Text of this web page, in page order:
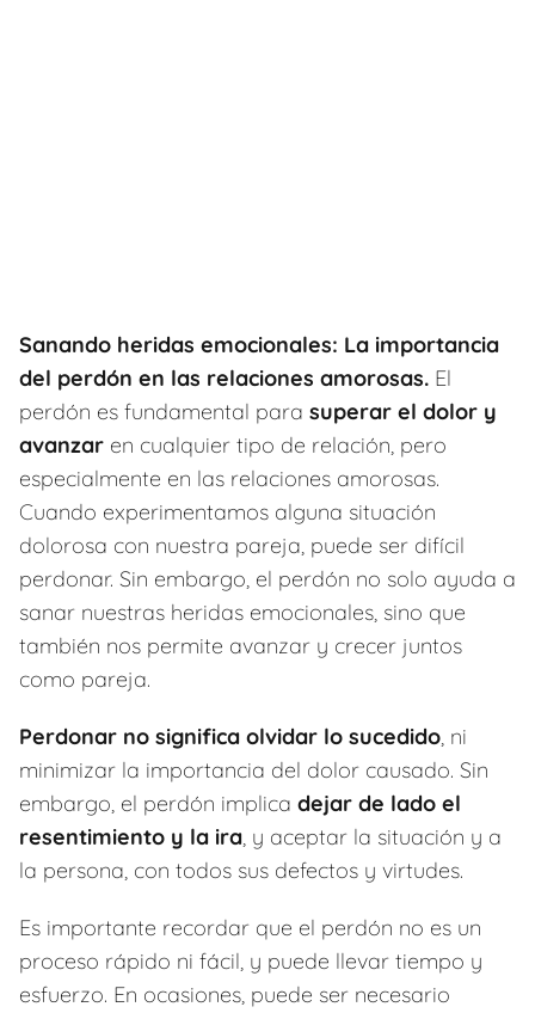
Sanando heridas emocionales: La importancia
del perdón en las relaciones amorosas. El
perdón es fundamental para superar el dolor y
avanzar en cualquier tipo de relación, pero
especialmente en las relaciones amorosas.
Cuando experimentamos alguna situación
dolorosa con nuestra pareja, puede ser difícil
perdonar. Sin embargo, el perdón no solo ayuda a
sanar nuestras heridas emocionales, sino que
también nos permite avanzar y crecer juntos
como pareja.
Perdonar no significa olvidar lo sucedido, ni
minimizar la importancia del dolor causado. Sin
embargo, el perdón implica dejar de lado el
resentimiento y la ira, y aceptar la situación y a
la persona, con todos sus defectos y virtudes.
Es importante recordar que el perdón no es un
proceso rápido ni fácil, y puede llevar tiempo y
esfuerzo. En ocasiones, puede ser necesario